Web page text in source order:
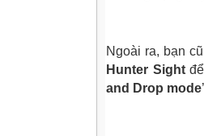
Ngoài ra, bạn
Hunter Sightđể
and Drop mode